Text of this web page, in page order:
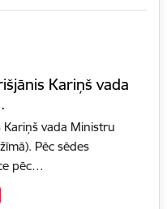
Kariņš vada
vada Ministru
Pēc sēdes
pēc…